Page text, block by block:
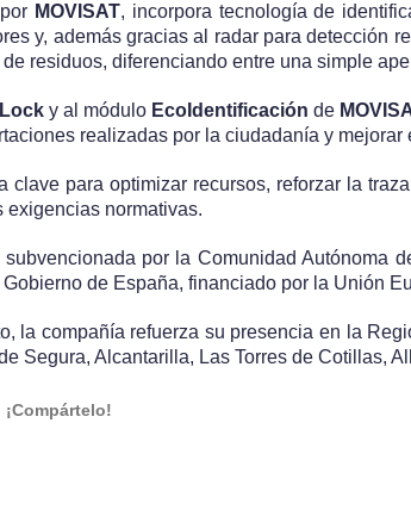
MOVISAT, incorpora tecnología de
y, además gracias al radar para detección
residuos, diferenciando entre una simple
y al módulo EcoIdentificaciónde
realizadas por la ciudadanía y
clave para optimizar recursos, reforzar la
exigencias normativas.
por la Comunidad Autónoma
de España, financiado por la Unión
la compañía refuerza su presencia en la
Segura, Alcantarilla, Las Torres de Cotillas,